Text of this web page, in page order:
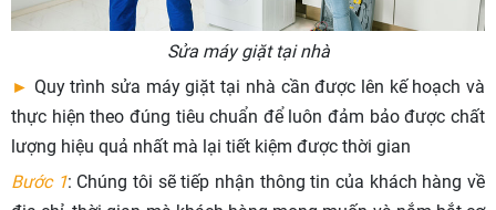
Sửa máy giặt tại nhà
► Quy trình sửa máy giặt tại nhà cần được lên kế hoạch và
thực hiện theo đúng tiêu chuẩn để luôn đảm bảo được chất
lượng hiệu quả nhất mà lại tiết kiệm được thời gian
Bước 1: Chúng tôi sẽ tiếp nhận thông tin của khách hàng về